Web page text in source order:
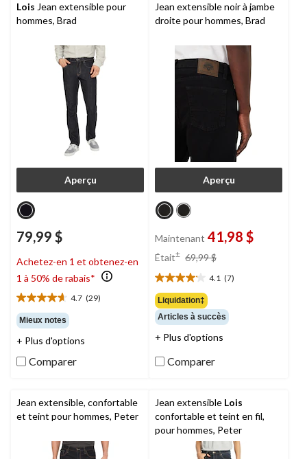
Lois Jean extensible pour
hommes, Brad
Aperçu
79,99 $
Achetez-en 1 et obtenez-en
1 à 50% de rabais*
4.7 (29)
4.7
étoile(s)
sur
5.
29
évaluations
Mieux notes
+ Plus d'options
Comparer
Jean extensible noir à jambe
droite pour hommes, Brad
Aperçu
Maintenant 41,98 $
Était± 69,99 $
69,99 $
4.1 (7)
4.1
étoile(s)
sur
5.
7
Liquidation‡
Articles à succès
+ Plus d'options
Comparer
Jean extensible, confortable
et teint pour hommes, Peter
Jean extensible Lois
confortable et teint en fil,
pour hommes, Peter